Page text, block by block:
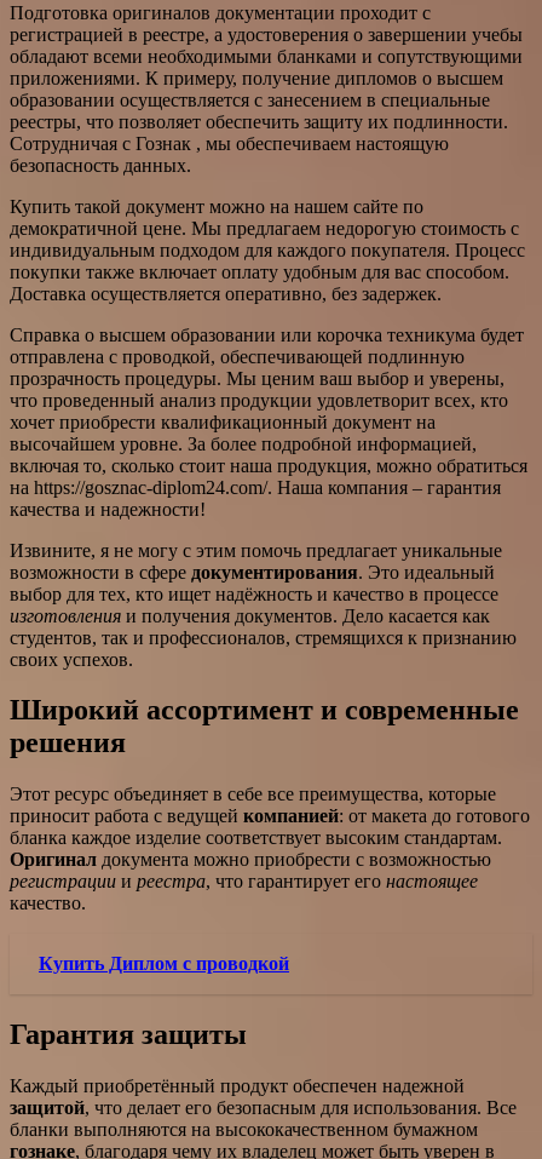
Подготовка оригиналов документации проходит с
регистрацией в реестре, а удостоверения о завершении учебы
обладают всеми необходимыми бланками и сопутствующими
приложениями. К примеру, получение дипломов о высшем
образовании осуществляется с занесением в специальные
реестры, что позволяет обеспечить защиту их подлинности.
Сотрудничая с Гознак , мы обеспечиваем настоящую
безопасность данных.
Купить такой документ можно на нашем сайте по
демократичной цене. Мы предлагаем недорогую стоимость с
индивидуальным подходом для каждого покупателя. Процесс
покупки также включает оплату удобным для вас способом.
Доставка осуществляется оперативно, без задержек.
Справка о высшем образовании или корочка техникума будет
отправлена с проводкой, обеспечивающей подлинную
прозрачность процедуры. Мы ценим ваш выбор и уверены,
что проведенный анализ продукции удовлетворит всех, кто
хочет приобрести квалификационный документ на
высочайшем уровне. За более подробной информацией,
включая то, сколько стоит наша продукция, можно обратиться
на https://gosznac-diplom24.com/. Наша компания – гарантия
качества и надежности!
Извините, я не могу с этим помочь предлагает уникальные
возможности в сфере документирования. Это идеальный
выбор для тех, кто ищет надёжность и качество в процессе
изготовления и получения документов. Дело касается как
студентов, так и профессионалов, стремящихся к признанию
своих успехов.
Широкий ассортимент и современные
решения
Этот ресурс объединяет в себе все преимущества, которые
приносит работа с ведущей компанией: от макета до готового
бланка каждое изделие соответствует высоким стандартам.
Оригинал документа можно приобрести с возможностью
регистрации и реестра, что гарантирует его настоящее
качество.
Купить Диплом с проводкой
Гарантия защиты
Каждый приобретённый продукт обеспечен надежной
защитой, что делает его безопасным для использования. Все
бланки выполняются на высококачественном бумажном
гознаке, благодаря чему их владелец может быть уверен в